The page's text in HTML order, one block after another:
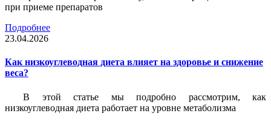
при приеме препаратов
Подробнее
23.04.2026
Как низкоуглеводная диета влияет на здоровье и снижение
веса?
В этой статье мы подробно рассмотрим, как
низкоуглеводная диета работает на уровне метаболизма